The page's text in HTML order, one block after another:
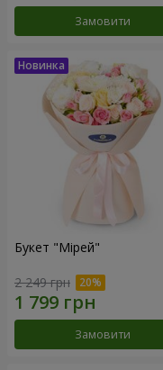
Замовити
Букет "Мірей"
2 249 грн
Замовити